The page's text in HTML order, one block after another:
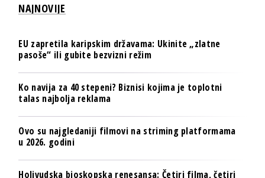
NAJNOVIJE
EU zapretila karipskim državama: Ukinite „zlatne
pasoše“ ili gubite bezvizni režim
Ko navija za 40 stepeni? Biznisi kojima je toplotni
talas najbolja reklama
Ovo su najgledaniji filmovi na striming platformama
u 2026. godini
Holivudska bioskopska renesansa: Četiri filma, četiri